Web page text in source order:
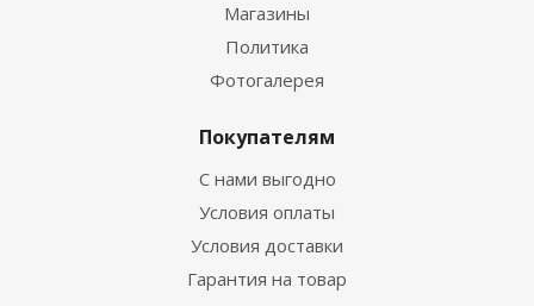
Магазины
Политика
Фотогалерея
Покупателям
С нами выгодно
Условия оплаты
Условия доставки
Гарантия на товар